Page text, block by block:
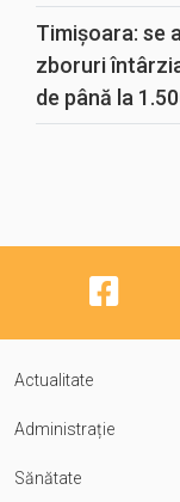
Timișoara: se
zboruri
de până la
Actualitate
Administrație
Sănătate